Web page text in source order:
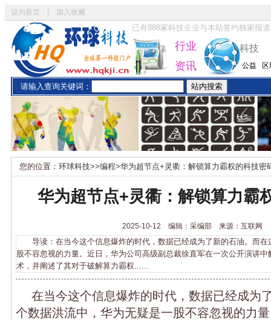
设为首页 加入收藏
已有888家科技企业与本站签约独家报
行业
资讯
科技
公益
请输入查询关键词：
您的位置： 环球科技>>编程>华为超节点+灵衢：解锁算力霸权的科技密
华为超节点+灵衢：解锁算力霸
2025-10-12 编辑：采编部 来源：互联网
导读：在当今这个信息爆炸的时代，数据已经成为了新的石油。而在
股不容忽视的力量。近日，华为公司高级副总裁徐直军在一次公开演讲
术，并阐述了其对于破解算力霸权......
在当今这个信息爆炸的时代，数据已经成为
个数据洪流中，华为无疑是一股不容忽视的力